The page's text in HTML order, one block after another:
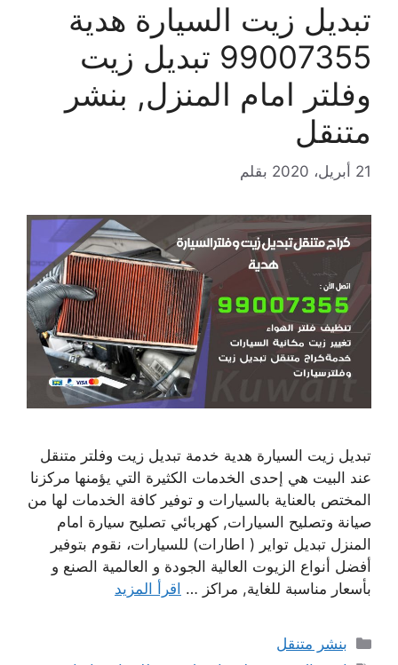
تبديل زيت السيارة هدية
99007355 تبديل زيت
وفلتر امام المنزل, بنشر
متنقل
21 أبريل، 2020 بقلم
تبديل زيت السيارة هدية خدمة تبديل زيت وفلتر متنقل
عند البيت هي إحدى الخدمات الكثيرة التي يؤمنها مركزنا
المختص بالعناية بالسيارات و توفير كافة الخدمات لها من
صيانة وتصليح السيارات, كهربائي تصليح سيارة امام
المنزل تبديل تواير ( اطارات) للسيارات، نقوم بتوفير
أفضل أنواع الزيوت العالية الجودة و العالمية الصنع و
بأسعار مناسبة للغاية, مراكز … اقرأ المزيد
التصنيفات
بنشر متنقل